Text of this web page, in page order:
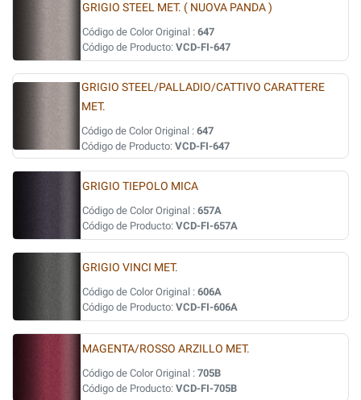
GRIGIO STEEL MET. ( NUOVA PANDA )
Código de Color Original : 647
Código de Producto: VCD-FI-647
GRIGIO STEEL/PALLADIO/CATTIVO CARATTERE
MET.
Código de Color Original : 647
Código de Producto: VCD-FI-647
GRIGIO TIEPOLO MICA
Código de Color Original : 657A
Código de Producto: VCD-FI-657A
GRIGIO VINCI MET.
Código de Color Original : 606A
Código de Producto: VCD-FI-606A
MAGENTA/ROSSO ARZILLO MET.
Código de Color Original : 705B
Código de Producto: VCD-FI-705B